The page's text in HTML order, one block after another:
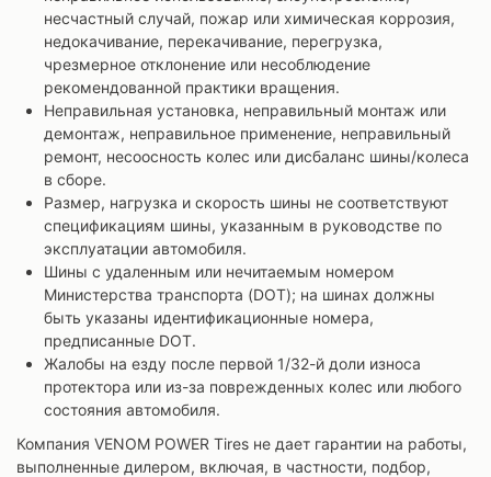
несчастный случай, пожар или химическая коррозия,
недокачивание, перекачивание, перегрузка,
чрезмерное отклонение или несоблюдение
рекомендованной практики вращения.
Неправильная установка, неправильный монтаж или
демонтаж, неправильное применение, неправильный
ремонт, несоосность колес или дисбаланс шины/колеса
в сборе.
Размер, нагрузка и скорость шины не соответствуют
спецификациям шины, указанным в руководстве по
эксплуатации автомобиля.
Шины с удаленным или нечитаемым номером
Министерства транспорта (DOT); на шинах должны
быть указаны идентификационные номера,
предписанные DOT.
Жалобы на езду после первой 1/32-й доли износа
протектора или из-за поврежденных колес или любого
состояния автомобиля.
Компания VENOM POWER Tires не дает гарантии на работы,
выполненные дилером, включая, в частности, подбор,